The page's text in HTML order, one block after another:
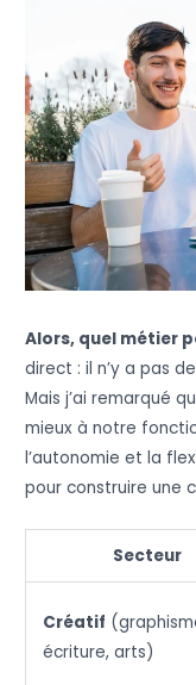
Alors, quel métier
direct : il n’y a pas
Mais j’ai remarqué
mieux à notre
l’autonomie et la
pour construire une
Secteur
Créatif
écriture, arts)